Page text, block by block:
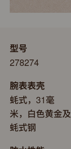
型号
278274
腕表表壳
蚝式，31毫
米，白色黄金及
蚝式钢